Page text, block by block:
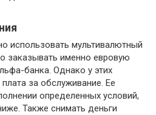
использовать мультивалютный
заказывать именно евровую
банка. Однако у этих
за обслуживание. Ее
определенных условий,
Также снимать деньги